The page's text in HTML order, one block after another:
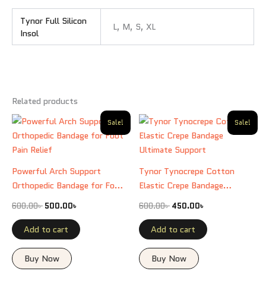
Tynor Full Silicon
Insol
L, M, S, XL
Related products
Sale!
Powerful Arch Support
Orthopedic Bandage for Foot
600.00৳
Original
was:
600.00৳ .
500.00৳
Current
price
is:
Add to cart
Buy Now
Sale!
Tynor Tynocrepe Cotton
Elastic Crepe Bandage
600.00৳
Original
price
was:
600.00৳ .
450.00৳
Current
price
is:
450.00৳ .
Add to cart
Buy Now